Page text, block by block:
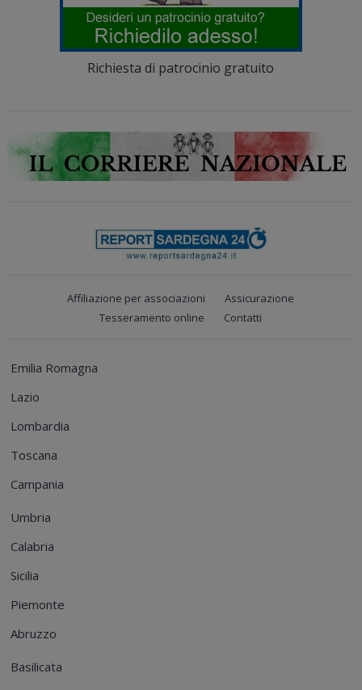
Richiesta di patrocinio gratuito
Affiliazione per associazioni
Assicurazione
Tesseramento online
Contatti
Emilia Romagna
Lazio
Lombardia
Toscana
Campania
Umbria
Calabria
Sicilia
Piemonte
Abruzzo
Basilicata